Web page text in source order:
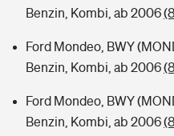
Benzin, Kombi, ab 2006
Ford Mondeo, BWY
Benzin, Kombi, ab 2006
Ford Mondeo, BWY
Benzin, Kombi, ab 2006